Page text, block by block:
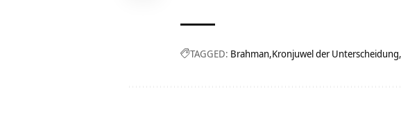
TAGGED: Brahman Kronjuwel der Unterscheidung